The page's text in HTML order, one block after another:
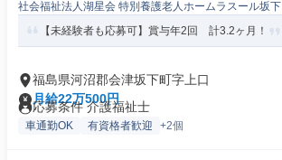
社会福祉法人湖星会 特別養護老人ホームラスール坂下
【未経験者も応募可】賞与年2回 計3.2ヶ月！
福島県河沼郡会津坂下町字上口
月給22万500円
応募条件 介護福祉士
車通勤OK 有資格者歓迎 +2個